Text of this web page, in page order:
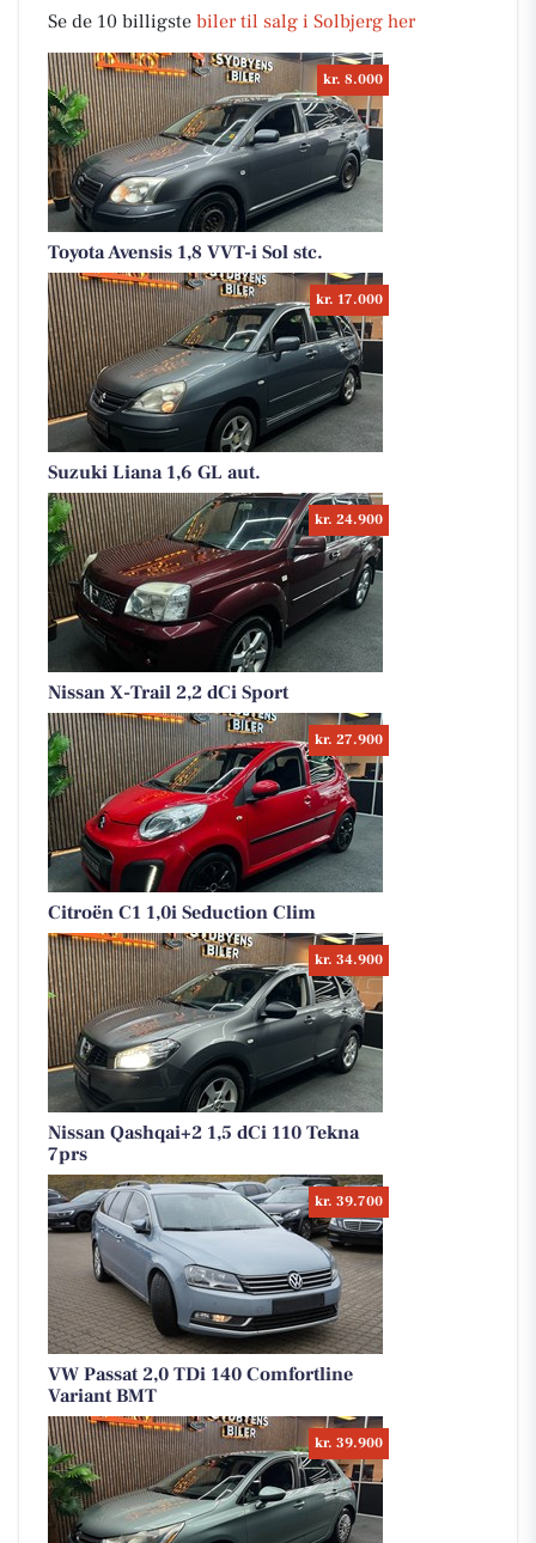
Se de 10 billigste biler til salg i Solbjerg her
kr. 8.000
Toyota Avensis 1,8 VVT-i Sol stc.
kr. 17.000
Suzuki Liana 1,6 GL aut.
kr. 24.900
Nissan X-Trail 2,2 dCi Sport
kr. 27.900
Citroën C1 1,0i Seduction Clim
kr. 34.900
Nissan Qashqai+2 1,5 dCi 110 Tekna
7prs
kr. 39.700
VW Passat 2,0 TDi 140 Comfortline
Variant BMT
kr. 39.900